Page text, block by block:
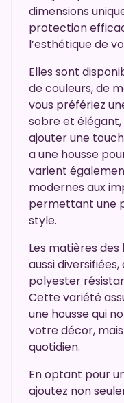
dimensions
protection
l’esthétique de
Elles sont
de couleurs, de
vous préfériez
sobre et élégant,
ajouter une
a une housse
varient
modernes aux
permettant une
style.
Les matières
aussi
polyester
Cette variété
une housse qui
votre décor,
quotidien.
En optant pour
ajoutez non